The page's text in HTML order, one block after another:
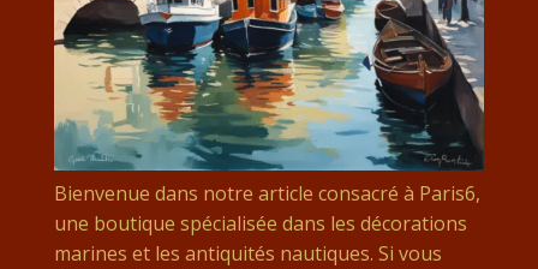
Bienvenue dans notre article consacré à Paris6,
une boutique spécialisée dans les décorations
marines et les antiquités nautiques. Si vous